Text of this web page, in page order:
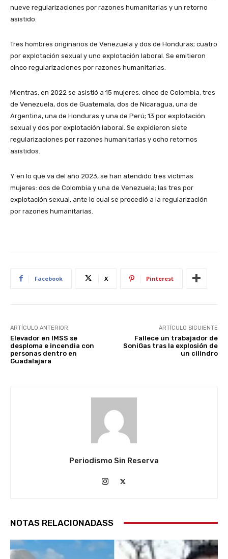
nueve regularizaciones por razones humanitarias y un retorno
asistido.
Tres hombres originarios de Venezuela y dos de Honduras; cuatro
por explotación sexual y uno explotación laboral. Se emitieron
cinco regularizaciones por razones humanitarias.
Mientras, en 2022 se asistió a 15 mujeres: cinco de Colombia, tres
de Venezuela, dos de Guatemala, dos de Nicaragua, una de
Argentina, una de Honduras y una de Perú; 13 por explotación
sexual y dos por explotación laboral. Se expidieron siete
regularizaciones por razones humanitarias y ocho retornos
asistidos.
Y en lo que va del año 2023, se han atendido tres víctimas
mujeres: dos de Colombia y una de Venezuela; las tres por
explotación sexual, ante lo cual se procedió a la regularización
por razones humanitarias.
Facebook X Pinterest
ARTÍCULO ANTERIOR
Elevador en IMSS se
desploma e incendia con
personas dentro en
Guadalajara
ARTÍCULO SIGUIENTE
Fallece un trabajador de
SoniGas tras la explosión de
un cilindro
Periodismo Sin Reserva
NOTAS RELACIONADASS